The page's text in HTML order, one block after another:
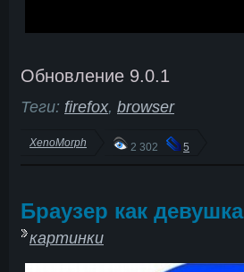
Обновление 9.0.1
Теги: firefox, browser
XenoMorph 2 302 5
Браузер как девушка
картинки